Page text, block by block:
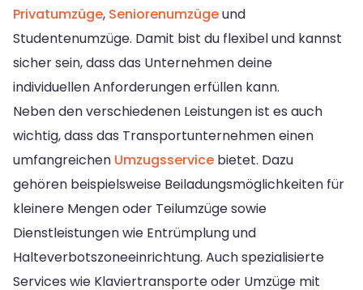
Privatumzüge, Seniorenumzügeund
Studentenumzüge. Damit bist du flexibel und kannst
sicher sein, dass das Unternehmen deine
individuellen Anforderungen erfüllen kann.
Neben den verschiedenen Leistungen ist es auch
wichtig, dass das Transportunternehmen einen
umfangreichen Umzugsservice bietet. Dazu
gehören beispielsweise Beiladungsmöglichkeiten für
kleinere Mengen oder Teilumzüge sowie
Dienstleistungen wie Entrümplung und
Halteverbotszoneeinrichtung. Auch spezialisierte
Services wie Klaviertransporte oder Umzüge mit